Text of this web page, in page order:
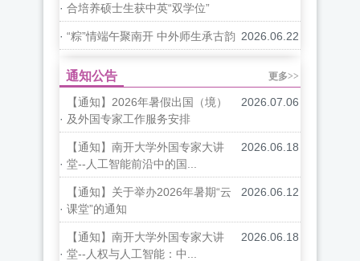
· 合培养硕士生获中英“双学位”
· “粽”情端午聚南开 中外师生承古韵 2026.06.22
通知公告 更多>>
·
【通知】2026年暑假出国（境）
及外国专家工作服务安排
2026.07.06
·
【通知】南开大学外国专家大讲
堂--人工智能前沿中的国...
2026.06.18
·
【通知】关于举办2026年暑期“云
课堂”的通知
2026.06.12
·
【通知】南开大学外国专家大讲
堂--人权与人工智能：中...
2026.06.18